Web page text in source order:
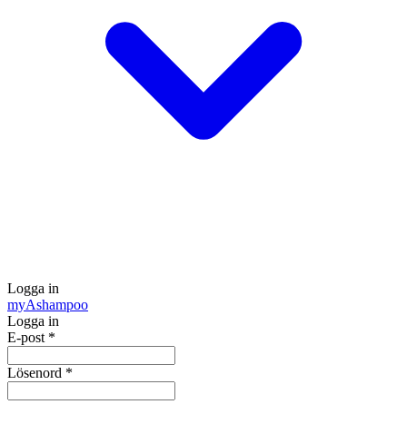
Logga in
myAshampoo
Logga in
E-post *
Lösenord *